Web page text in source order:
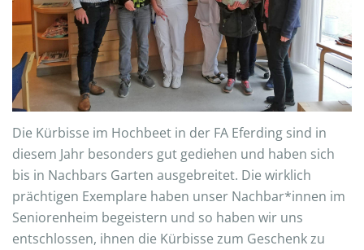
Die Kürbisse im Hochbeet in der FA Eferding sind in
diesem Jahr besonders gut gediehen und haben sich
bis in Nachbars Garten ausgebreitet. Die wirklich
prächtigen Exemplare haben unser Nachbar*innen im
Seniorenheim begeistern und so haben wir uns
entschlossen, ihnen die Kürbisse zum Geschenk zu